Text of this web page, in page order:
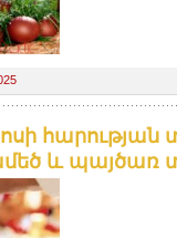
և պայծառ